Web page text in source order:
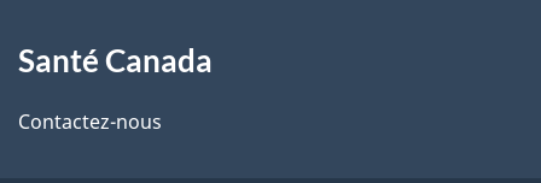
i
l
propos
de
Santé Canada
Contactez-nous